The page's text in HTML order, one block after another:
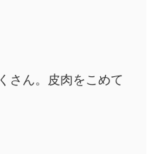
さん。皮肉をこめて